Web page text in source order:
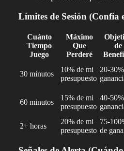
Límites de Sesión (Confía
Cuánto
Tiempo
Juego
Máximo
Que
Perderé
de
30 minutos
10% de mi
presupuesto
20-
60 minutos
15% de mi
presupuesto
40-
2+ horas
20% de mi
presupuesto
75-
de